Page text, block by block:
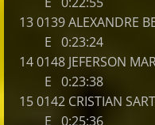
13 0139
E 0:23:24
14 0148 JEFERSON
E 0:23:38
15 0142 CRISTIAN
E 0:25:36